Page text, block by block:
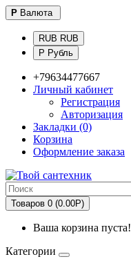
Р Валюта
RUB RUB
Р Рубль
+79634477667
Личный кабинет
Регистрация
Авторизация
Закладки (0)
Корзина
Оформление заказа
Товаров 0 (0.00Р)
Ваша корзина пуста!
Категории